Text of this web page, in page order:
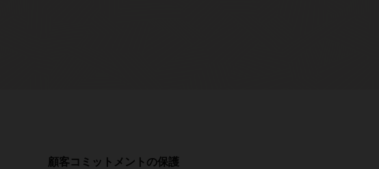
顧客コミットメントの保護
外出先で部品を追跡
数秒でスケジュール変更
深刻化する前に問題を特定
再訪問の回避